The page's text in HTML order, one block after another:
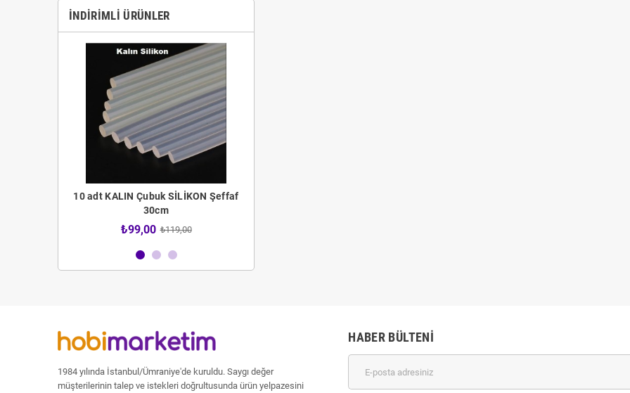
İNDIRIMLI ÜRÜNLER
10 adt KALIN Çubuk SİLİKON Şeffaf
30cm
₺99,00 ₺119,00
1984 yılında İstanbul/Ümraniye'de kuruldu. Saygı değer
müşterilerinin talep ve istekleri doğrultusunda ürün yelpazesini
HABER BÜLTENI